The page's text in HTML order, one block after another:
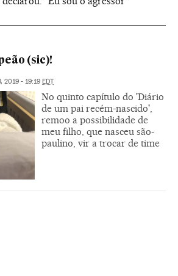
(sic)!
2019 - 19:19 EDT
No quinto capítulo do 'Diário
de um pai recém-nascido',
remoo a possibilidade de
meu filho, que nasceu são-
paulino, vir a trocar de time